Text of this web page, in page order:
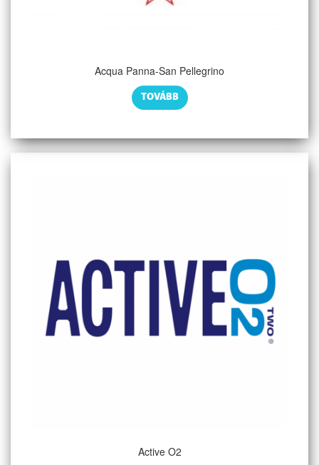
Acqua Panna-San Pellegrino
TOVÁBB
Active O2